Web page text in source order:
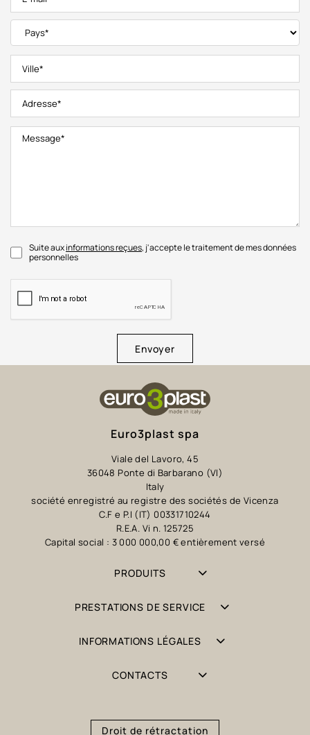
Suite auxinformations reçues, j'accepte le traitement de mes données
personnelles
Envoyer
Euro3plast spa
Viale del Lavoro, 45
36048 Ponte di Barbarano (VI)
Italy
société enregistré au registre des sociétés de Vicenza
C.F e P.I (IT) 00331710244
R.E.A. Vi n. 125725
Capital social : 3 000 000,00 € entièrement versé
PRODUITS
PRESTATIONS DE SERVICE
INFORMATIONS LÉGALES
CONTACTS
Droit de rétractation